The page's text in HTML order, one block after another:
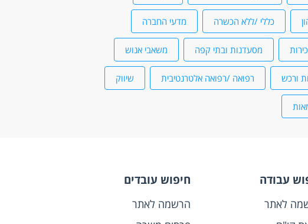
כללי /ללא הכשרה מדעי החברה
מסעדנות ובתי קפה משאבי אנוש
ורכש רפואה /רפואה אלטרנטיבית שיווק
עבודה
לאתר
חיפוש עובדים
הרשמה לאתר